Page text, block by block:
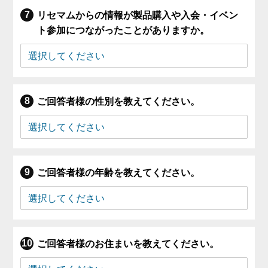
リセマムからの情報が製品購入や入会・イベン
ト参加につながったことがありますか。
ご回答者様の性別を教えてください。
ご回答者様の年齢を教えてください。
ご回答者様のお住まいを教えてください。